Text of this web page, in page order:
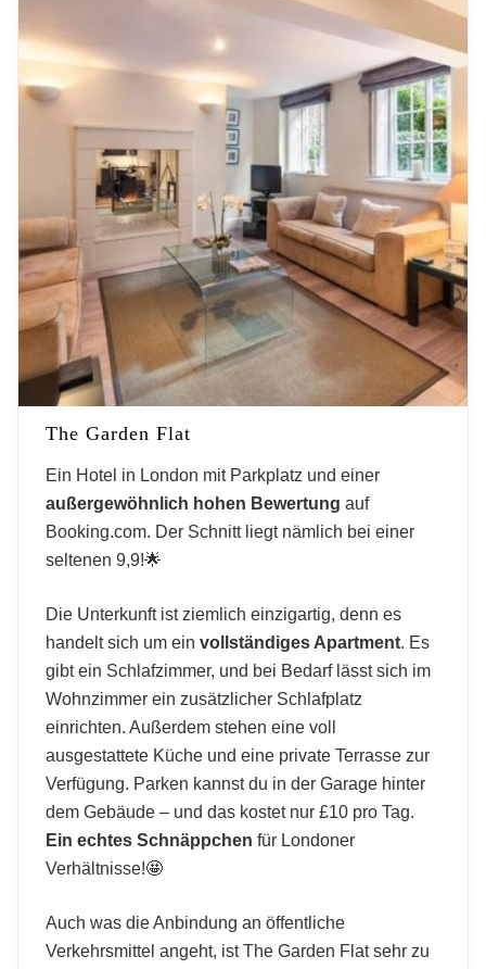
The Garden Flat
Ein Hotel in London mit Parkplatz und einer
außergewöhnlich hohen Bewertung auf
Booking.com. Der Schnitt liegt nämlich bei einer
seltenen 9,9!🌟
Die Unterkunft ist ziemlich einzigartig, denn es
handelt sich um ein vollständiges Apartment. Es
gibt ein Schlafzimmer, und bei Bedarf lässt sich im
Wohnzimmer ein zusätzlicher Schlafplatz
einrichten. Außerdem stehen eine voll
ausgestattete Küche und eine private Terrasse zur
Verfügung. Parken kannst du in der Garage hinter
dem Gebäude – und das kostet nur £10 pro Tag.
Ein echtes Schnäppchen für Londoner
Verhältnisse!🤩
Auch was die Anbindung an öffentliche
Verkehrsmittel angeht, ist The Garden Flat sehr zu